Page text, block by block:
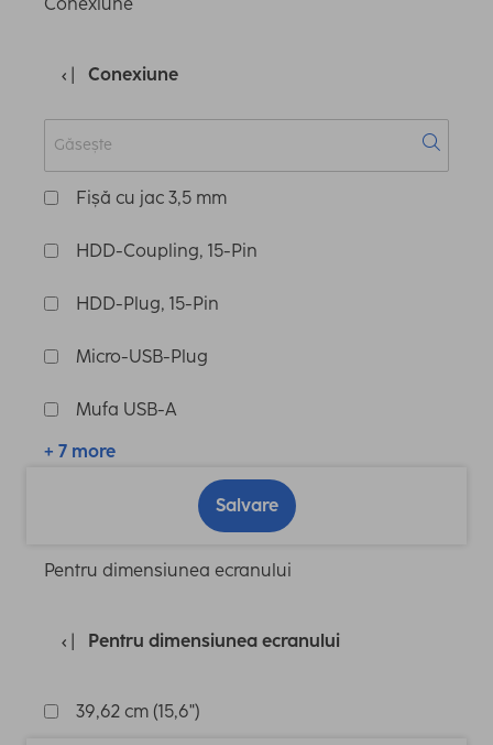
Conexiune
Fișă cu jac 3,5 mm
HDD-Coupling, 15-Pin
HDD-Plug, 15-Pin
Micro-USB-Plug
Mufa USB-A
+ 7 more
Salvare
Pentru dimensiunea ecranului
Pentru dimensiunea ecranului
39,62 cm (15,6")